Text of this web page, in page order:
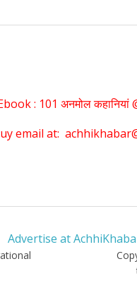
: 101 अनमोल कहानियां
email at:
Advertise at